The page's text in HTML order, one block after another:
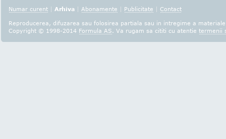
Numar curent | Arhiva | Abonamente | Publicitate | Contact
Reproducerea, difuzarea sau folosirea partiala sau in intregime a
Copyright © 1998-2014 Formula AS. Va rugam sa cititi cu atentie termenii